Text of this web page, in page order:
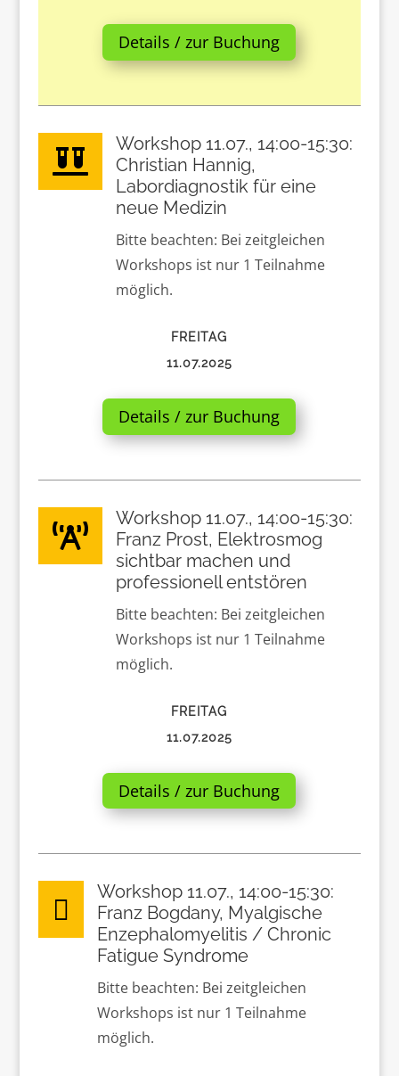
Details / zur Buchung

Workshop 11.07., 14:00-15:30:
Christian Hannig,
Labordiagnostik für eine
neue Medizin
Bitte beachten: Bei zeitgleichen
Workshops ist nur 1 Teilnahme
möglich.
FREITAG
11.07.2025
Details / zur Buchung

Workshop 11.07., 14:00-15:30:
Franz Prost, Elektrosmog
sichtbar machen und
professionell entstören
Bitte beachten: Bei zeitgleichen
Workshops ist nur 1 Teilnahme
möglich.
FREITAG
11.07.2025
Details / zur Buchung

Workshop 11.07., 14:00-15:30:
Franz Bogdany, Myalgische
Enzephalomyelitis / Chronic
Fatigue Syndrome
Bitte beachten: Bei zeitgleichen
Workshops ist nur 1 Teilnahme
möglich.